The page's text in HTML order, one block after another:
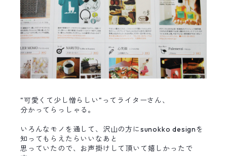
"可愛くて少し憎らしい"ってライターさん、
分かってらっしゃる。
いろんなモノを通して、沢山の方にsunokko designを
知ってもらえたらいいなあと
思っていたので、お声掛けして頂いて嬉しかったで